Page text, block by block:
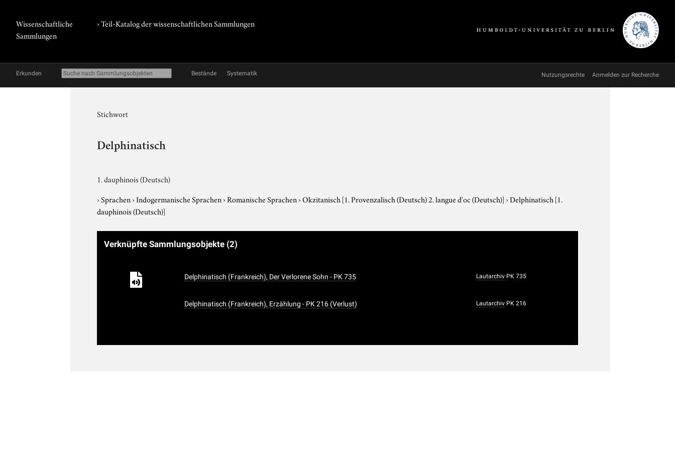
Wissenschaftliche
Sammlungen
› Teil-Katalog der wissenschaftlichen Sammlungen
Erkunden Bestände Systematik Nutzungsrechte Anmelden zur Recherche
Stichwort
Delphinatisch
1. dauphinois (Deutsch)
›Sprachen›Indogermanische Sprachen›Romanische Sprachen›Okzitanisch [1. Provenzalisch (Deutsch) 2. langue d'oc (Deutsch)]›Delphinatisch [1.
dauphinois (Deutsch)]
Verknüpfte Sammlungsobjekte (2)
Delphinatisch (Frankreich), Der Verlorene Sohn - PK 735 Lautarchiv PK 735
Delphinatisch (Frankreich), Erzählung - PK 216 (Verlust) Lautarchiv PK 216